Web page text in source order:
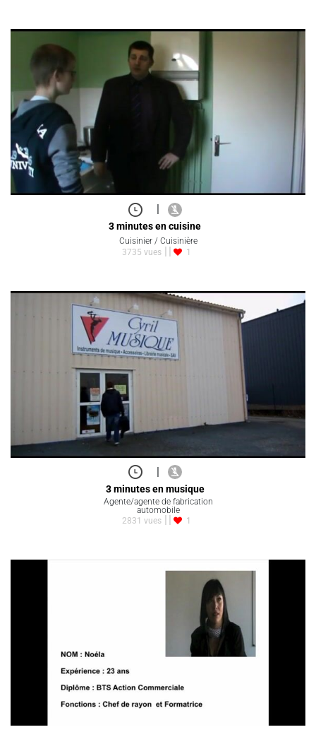
|
3 minutes en cuisine
Cuisinier / Cuisinière
3735 vues
1
|
3 minutes en musique
Agente/agente de fabrication
automobile
2831 vues
1